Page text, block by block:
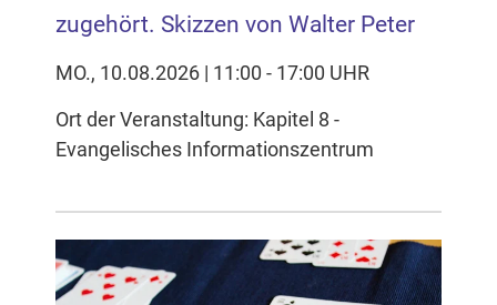
zugehört. Skizzen von Walter Peter
MO., 10.08.2026 | 11:00 - 17:00 UHR
Ort der Veranstaltung: Kapitel 8 -
Evangelisches Informationszentrum